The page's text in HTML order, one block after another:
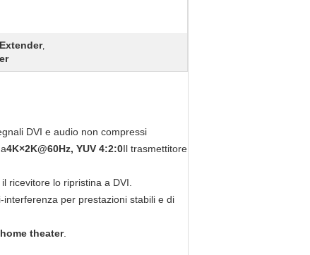
,
DVI e audio non compressi
4K×2K@60Hz, YUV 4:2:0Il trasmettitore
ricevitore lo ripristina a DVI.
per prestazioni stabili e di
theater.